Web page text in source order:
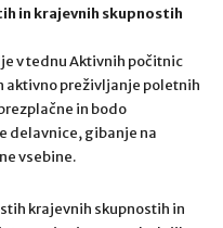
in krajevnih skupnostih
v tednu Aktivnih počitnic
aktivno preživljanje poletnih
in bodo
delavnice, gibanje na
vsebine.
krajevnih skupnostih in